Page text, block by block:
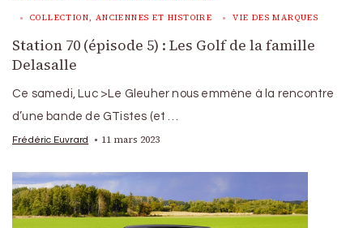
COLLECTION, ANCIENNES ET HISTOIRE VIE DES MARQUES
Station 70 (épisode 5) : Les Golf de la famille
Delasalle
Ce samedi, Luc >Le Gleuher nous emmène à la rencontre
d’une bande de GTistes (et …
Frédéric Euvrard 11 mars 2023